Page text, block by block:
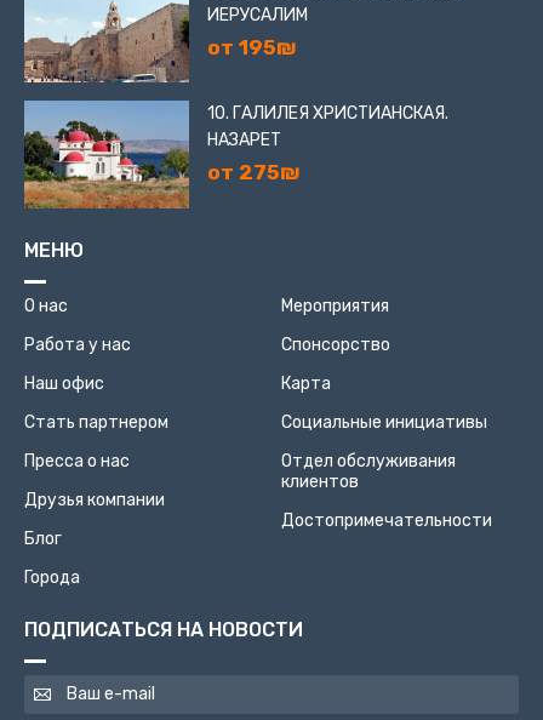
ИЕРУСАЛИМ
от 195₪
10. ГАЛИЛЕЯ ХРИСТИАНСКАЯ.
НАЗАРЕТ
от 275₪
МЕНЮ
О нас
Работа у нас
Наш офис
Стать партнером
Пресса о нас
Друзья компании
Блог
Города
Мероприятия
Спонсорство
Карта
Социальные инициативы
Отдел обслуживания
клиентов
Достопримечательности
ПОДПИСАТЬСЯ НА НОВОСТИ